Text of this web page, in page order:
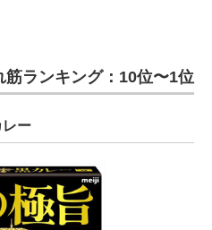
筋ランキング：10位〜1位
ー